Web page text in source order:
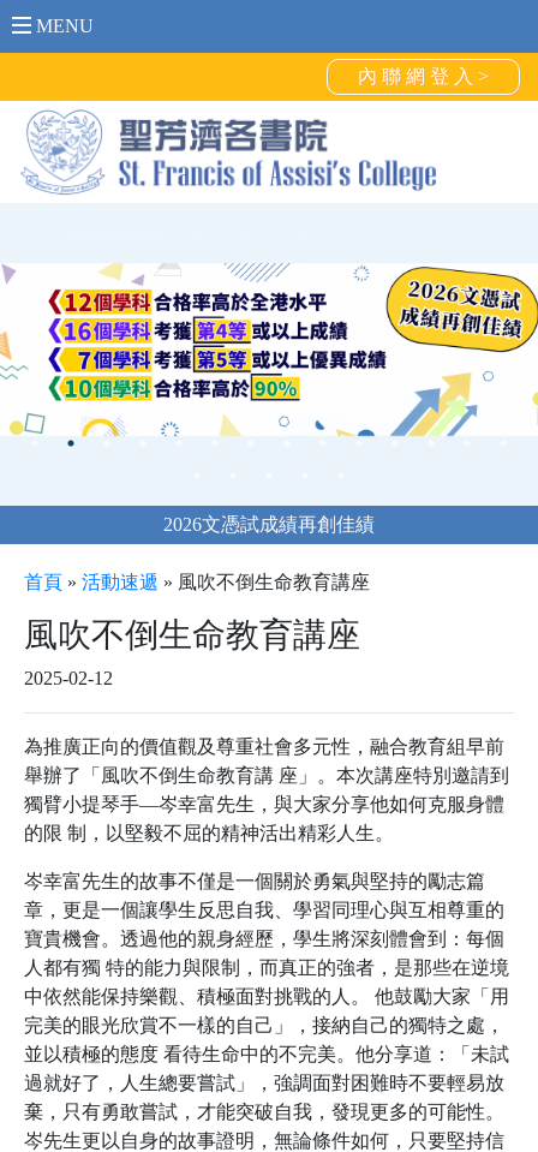
MENU
內 聯 網 登 入 >
2026文憑試成績再創佳績
首頁 » 活動速遞 » ⾵吹不倒⽣命教育講座
⾵吹不倒⽣命教育講座
2025-02-12
為推廣正向的價值觀及尊重社會多元性，融合教育組早前
舉辦了「⾵吹不倒⽣命教育講 座」。本次講座特別邀請到
獨臂⼩提琴⼿—岑幸富先⽣，與⼤家分享他如何克服⾝體
的限 制，以堅毅不屈的精神活出精彩⼈⽣。
岑幸富先⽣的故事不僅是⼀個關於勇氣與堅持的勵志篇
章，更是⼀個讓學⽣反思⾃我、學習同理⼼與互相尊重的
寶貴機會。透過他的親⾝經歷，學⽣將深刻體會到：每個
⼈都有獨 特的能⼒與限制，⽽真正的強者，是那些在逆境
中依然能保持樂觀、積極⾯對挑戰的⼈。 他⿎勵⼤家「⽤
完美的眼光欣賞不⼀樣的⾃⼰」，接納⾃⼰的獨特之處，
並以積極的態度 看待⽣命中的不完美。他分享道：「未試
過就好了，⼈⽣總要嘗試」，強調⾯對困難時不要輕易放
棄，只有勇敢嘗試，才能突破⾃我，發現更多的可能性。
岑先⽣更以⾃⾝的故事證明，無論條件如何，只要堅持信